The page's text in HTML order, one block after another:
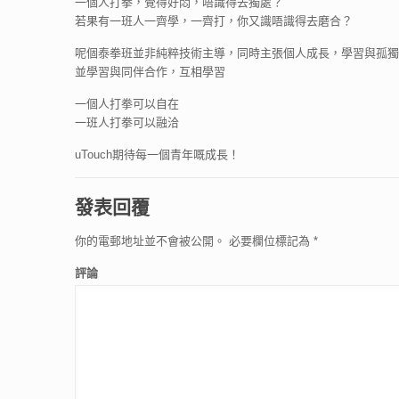
若果有一班人一齊學，一齊打，你又識唔識得去磨合？
呢個泰拳班並非純粹技術主導，同時主張個人成長，學習與孤
並學習與同伴合作，互相學習
一個人打拳可以自在
一班人打拳可以融洽
uTouch期待每一個青年嘅成長！
發表回覆
你的電郵地址並不會被公開。 必要欄位標記為 *
評論